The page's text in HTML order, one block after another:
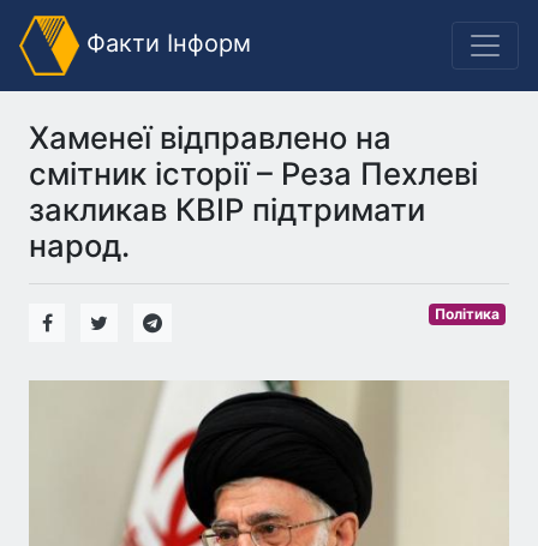
Факти Інформ
Хаменеї відправлено на
смітник історії – Реза Пехлеві
закликав КВІР підтримати
народ.
Політика